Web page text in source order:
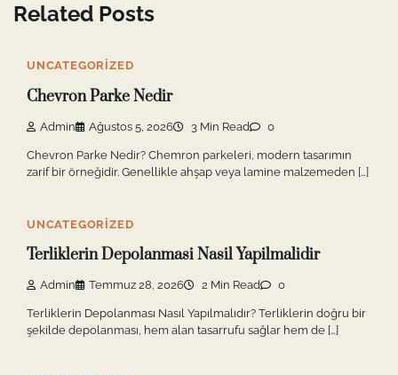
Related Posts
UNCATEGORIZED
Chevron Parke Nedir
Admin Ağustos 5, 2026 3 Min Read 0
Chevron Parke Nedir? Chemron parkeleri, modern tasarımın
zarif bir örneğidir. Genellikle ahşap veya lamine malzemeden […]
UNCATEGORIZED
Terliklerin Depolanmasi Nasil Yapilmalidir
Admin Temmuz 28, 2026 2 Min Read 0
Terliklerin Depolanması Nasıl Yapılmalıdır? Terliklerin doğru bir
şekilde depolanması, hem alan tasarrufu sağlar hem de […]